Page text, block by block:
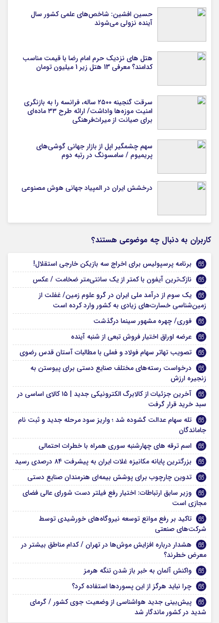
حسین افشین: شاخص‌های علمی کشور سال
آینده نزولی می‌شوند
هتل های نزدیک حرم امام رضا با قیمت مناسب
کدامند؟ معرفی 13 هتل زیر 1 میلیون تومان
سرقت گنجینه ۲۵۰۰ ساله، فرانسه را به بازنگری
امنیت موزه‌ها واداشت/ ارائه طرح ۳۳ ماده‌ای
برای صیانت از میراث‌فرهنگی
سهم چشمگیر اپل از بازار جهانی گوشی‌های
پریمیوم / سامسونگ در رتبه دوم
درخشش ایران در المپیاد جهانی هوش مصنوعی
کاربران به دنبال چه موضوعی هستند؟
برنامه پرسپولیس برای اخراج سه بازیکن خارجی استقلال!
نازک‌ترین آیفون با کمتر از یک سانتی‌متر ضخامت / عکس
یک سوم از درآمد ملی ایران در گرو علوم زمین/ غفلت از
زمین‌شناسی خسارت‌های زیادی به کشور وارد کرده است
فوری/ چهره مشهور سینما درگذشت
عرضه اوراق اختیار فروش تبعی از شنبه آینده
تصویب تهاتر سهام فولاد و فملی با مطالبات آستان قدس رضوی
درخواست رسته‌های مختلف صنایع دستی برای پیوستن به
زنجیره ارزش
آخرین جزئیات از کالابرگ الکترونیکی جدید | ۱۵ کالای اساسی در
سبد خرید قرار گرفت
تله سهام عدالت گشوده شد ؛ واریز سود مرحله جدید و ثبت نام
جاماندگان
اسم ترقه های چهارشنبه سوری همراه با خطرات احتمالی
بزرگترین پایانه مکانیزه غلات ایران به پیشرفت ۸۴ درصدی رسید
تدوین چارچوب برای پوشش بیمه‌ای هنرمندان صنایع دستی
وزیر سابق ارتباطات:‌ اختیار رفع فیلتر دست شورای عالی فضای
مجازی است
تاکید بر رفع موانع توسعه نیروگاه‌های خورشیدی توسط
شرکت‌های صنعتی
هشدار درباره افزایش موش‌ها در تهران / کدام مناطق بیشتر در
معرض خطرند؟
واکنش آلمان به خبر باز شدن تنگه هرمز
چرا نباید هرگز از این پسوردها استفاده کرد؟
پیش‌بینی جدید هواشناسی از وضعیت جوی کشور / گرمای
شدید در کشور ماندگار شد